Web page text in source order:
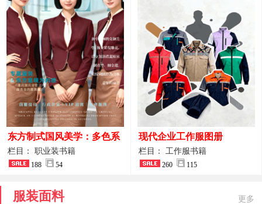
东方制式国风美学：多色系
新中式前厅管家VIP接待员
工作服合集
栏目： 职业装书籍
188 54
现代企业工作服图册
栏目： 工作服书籍
260 115
服装面料 更多